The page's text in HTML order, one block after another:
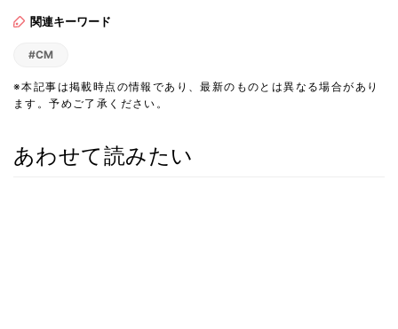
関連キーワード
#CM
※本記事は掲載時点の情報であり、最新のものとは異なる場合があり
ます。予めご了承ください。
あわせて読みたい